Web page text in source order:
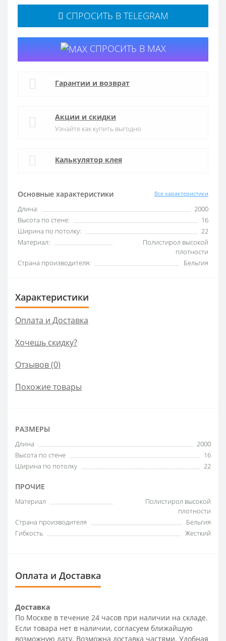
Основные характеристики Все характеристики
Длина:
2000
Высота по стене:
16
Ширина по потолку:
22
Материал:
Полистирол высокой
плотности
Страна производителя:
Бельгия
СПРОСИТЬ В TELEGRAM
СПРОСИТЬ В MAX
Гарантии и возврат
Акции и скидки
Узнайте как купить выгодно
Калькулятор клея
Характеристики
Оплата и Доставка
Хочешь скидку?
Отзывов (0)
Похожие товары
РАЗМЕРЫ
Длина
2000
Высота по стене
16
Ширина по потолку
22
ПРОЧИЕ
Материал
Полистирол высокой
плотности
Страна производителя
Бельгия
Гибкость
Жесткий
Оплата и Доставка
Доставка
По Москве в течение 24 часов при наличии на складе.
Если товара нет в наличии, согласуем ближайшую
возможную дату. Возможна доставка частями. Удобная